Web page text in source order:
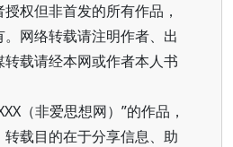
权但非首发的所有作品，
网络转载请注明作者、出
载请经本网或作者本人书
（非爱思想网）”的作品，
载目的在于分享信息、助